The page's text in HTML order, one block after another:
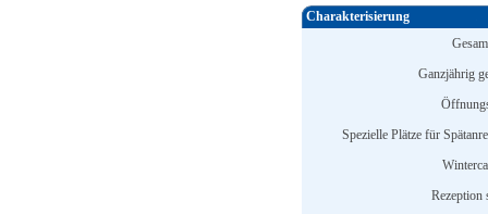
Charakterisierung
Ganzjährig
Spezielle Plätze für
Rezeption